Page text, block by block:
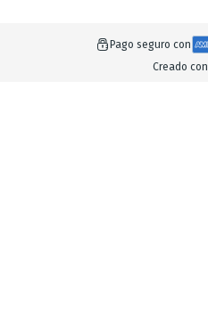
Pago seguro con
Creado con